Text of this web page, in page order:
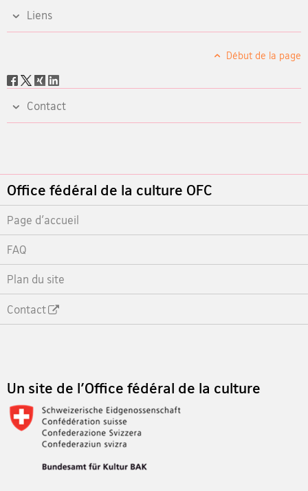
Liens
Début de la page
Social
Contact
Footer
Office fédéral de la culture OFC
Page d'accueil
FAQ
Plan du site
Contact
Un site de l'Office fédéral de la culture